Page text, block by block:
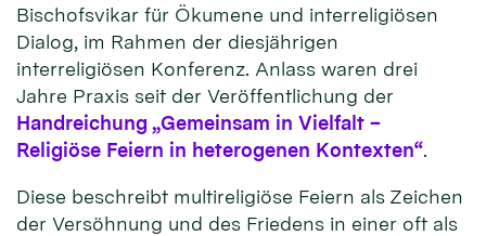
Bischofsvikar für Ökumene und interreligiösen
Dialog, im Rahmen der diesjährigen
interreligiösen Konferenz. Anlass waren drei
Jahre Praxis seit der Veröffentlichung der
Handreichung „Gemeinsam in Vielfalt –
Religiöse Feiern in heterogenen Kontexten“.
Diese beschreibt multireligiöse Feiern als Zeichen
der Versöhnung und des Friedens in einer oft als